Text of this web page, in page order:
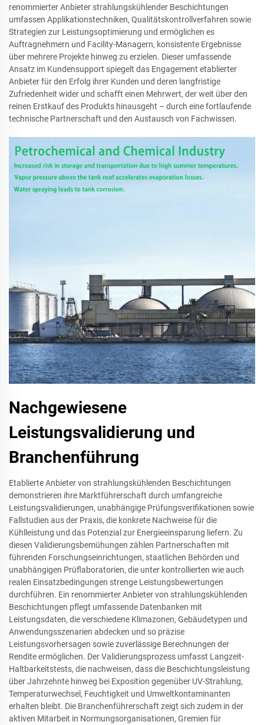
renommierter Anbieter strahlungskühlender Beschichtungen
umfassen Applikationstechniken, Qualitätskontrollverfahren sowie
Strategien zur Leistungsoptimierung und ermöglichen es
Auftragnehmern und Facility-Managern, konsistente Ergebnisse
über mehrere Projekte hinweg zu erzielen. Dieser umfassende
Ansatz im Kundensupport spiegelt das Engagement etablierter
Anbieter für den Erfolg ihrer Kunden und deren langfristige
Zufriedenheit wider und schafft einen Mehrwert, der weit über den
reinen Erstkauf des Produkts hinausgeht – durch eine fortlaufende
technische Partnerschaft und den Austausch von Fachwissen.
Nachgewiesene
Leistungsvalidierung und
Branchenführung
Etablierte Anbieter von strahlungskühlenden Beschichtungen
demonstrieren ihre Marktführerschaft durch umfangreiche
Leistungsvalidierungen, unabhängige Prüfungsverifikationen sowie
Fallstudien aus der Praxis, die konkrete Nachweise für die
Kühlleistung und das Potenzial zur Energieeinsparung liefern. Zu
diesen Validierungsbemühungen zählen Partnerschaften mit
führenden Forschungseinrichtungen, staatlichen Behörden und
unabhängigen Prüflaboratorien, die unter kontrollierten wie auch
realen Einsatzbedingungen strenge Leistungsbewertungen
durchführen. Ein renommierter Anbieter von strahlungskühlenden
Beschichtungen pflegt umfassende Datenbanken mit
Leistungsdaten, die verschiedene Klimazonen, Gebäudetypen und
Anwendungsszenarien abdecken und so präzise
Leistungsvorhersagen sowie zuverlässige Berechnungen der
Rendite ermöglichen. Der Validierungsprozess umfasst Langzeit-
Haltbarkeitstests, die nachweisen, dass die Beschichtungsleistung
über Jahrzehnte hinweg bei Exposition gegenüber UV-Strahlung,
Temperaturwechsel, Feuchtigkeit und Umweltkontaminanten
erhalten bleibt. Die Branchenführerschaft zeigt sich zudem in der
aktiven Mitarbeit in Normungsorganisationen, Gremien für